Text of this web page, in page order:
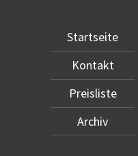
Startseite
Kontakt
Preisliste
Archiv